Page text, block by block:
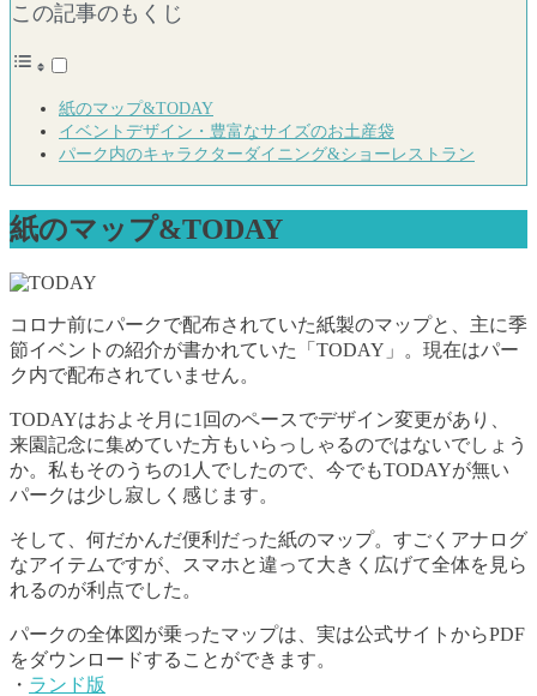
この記事のもくじ
紙のマップ&TODAY
イベントデザイン・豊富なサイズのお土産袋
パーク内のキャラクターダイニング&ショーレストラン
紙のマップ&TODAY
コロナ前にパークで配布されていた紙製のマップと、主に季
節イベントの紹介が書かれていた「TODAY」。現在はパー
ク内で配布されていません。
TODAYはおよそ月に1回のペースでデザイン変更があり、
来園記念に集めていた方もいらっしゃるのではないでしょう
か。私もそのうちの1人でしたので、今でもTODAYが無い
パークは少し寂しく感じます。
そして、何だかんだ便利だった紙のマップ。すごくアナログ
なアイテムですが、スマホと違って大きく広げて全体を見ら
れるのが利点でした。
パークの全体図が乗ったマップは、実は公式サイトからPDF
をダウンロードすることができます。
・ ランド版